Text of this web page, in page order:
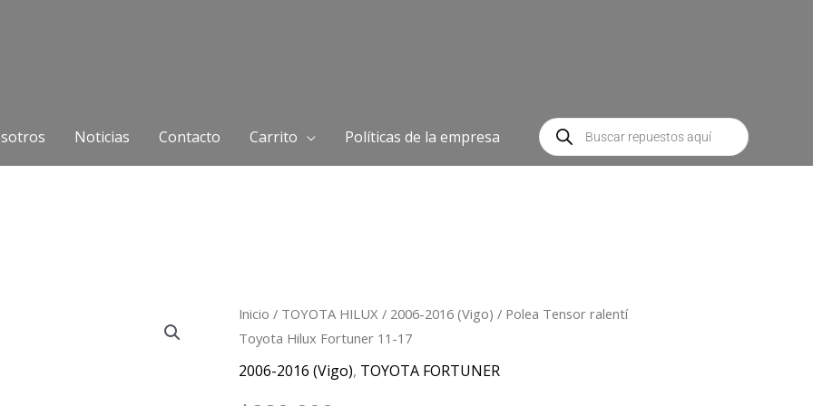
Noticias Contacto Carrito Políticas de la empresa
Búsqueda
de
productos
Inicio / TOYOTA HILUX / 2006-2016 (Vigo) / Polea Tensor ralentí
Toyota Hilux Fortuner 11-17
2006-2016 (Vigo), TOYOTA FORTUNER
Polea
Tensor
ralentí